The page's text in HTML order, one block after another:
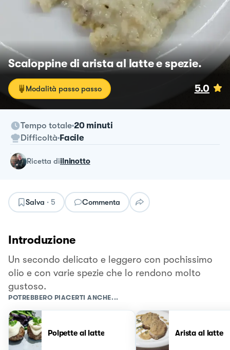
Scaloppine di arista al latte e spezie.
Modalità passo passo 5.0
Tempo totale 20 minuti
Difficoltà Facile
ricetta diilninotto
Salva · 5 Commenta
Introduzione
Un secondo delicato e leggero con pochissimo
olio e con varie spezie che lo rendono molto
gustoso.
POTREBBERO PIACERTI ANCHE...
Polpette al latte Arista al latte